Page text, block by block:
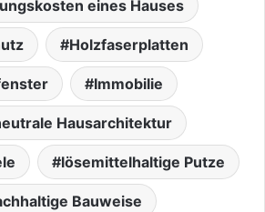
eines Hauses
Holzfaserplatten
Immobilie
Hausarchitektur
lösemittelhaltige Putze
Bauweise